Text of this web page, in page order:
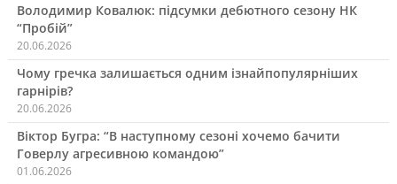
Володимир Ковалюк: підсумки дебютного сезону НК
“Пробій”
20.06.2026
Чому гречка залишається одним ізнайпопулярніших
гарнірів?
20.06.2026
Віктор Бугра: “В наступному сезоні хочемо бачити
Говерлу агресивною командою”
01.06.2026